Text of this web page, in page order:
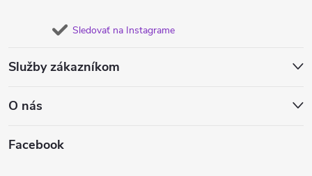
Sledovať na Instagrame
Služby zákazníkom
O nás
Facebook